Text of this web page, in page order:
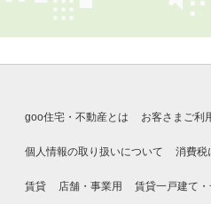
goo住宅・不動産とは お客さまご利
個人情報の取り扱いについて 消費税
賃貸 店舗・事業用 賃貸一戸建て・